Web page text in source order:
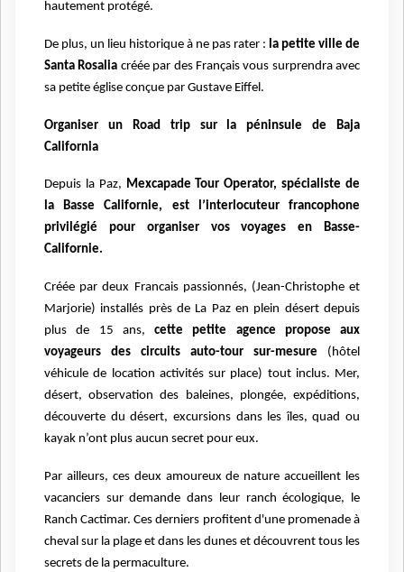
hautement protégé.
De plus, un lieu historique à ne pas rater : la petite ville de
Santa Rosalia créée par des Français vous surprendra avec
sa petite église conçue par Gustave Eiffel.
Organiser un Road trip sur la péninsule de Baja
California
Depuis la Paz, Mexcapade Tour Operator, spécialiste de
la Basse Californie, est l’interlocuteur francophone
privilégié pour organiser vos voyages en Basse-
Californie.
Créée par deux Francais passionnés, (Jean-Christophe et
Marjorie) installés près de La Paz en plein désert depuis
plus de 15 ans, cette petite agence propose aux
voyageurs des circuits auto-tour sur-mesure (hôtel
véhicule de location activités sur place) tout inclus. Mer,
désert, observation des baleines, plongée, expéditions,
découverte du désert, excursions dans les îles, quad ou
kayak n’ont plus aucun secret pour eux.
Par ailleurs, ces deux amoureux de nature accueillent les
vacanciers sur demande dans leur ranch écologique, le
Ranch Cactimar. Ces derniers profitent d'une promenade à
cheval sur la plage et dans les dunes et découvrent tous les
secrets de la permaculture.